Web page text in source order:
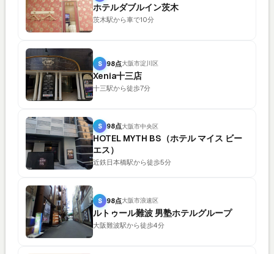
ホテルダブルイン茨木
茨木駅から車で10分
S 98点大阪市淀川区
Xenia十三店
十三駅から徒歩7分
S 98点大阪市中央区
HOTEL MYTH BS（ホテル マイス ビー
エス）
近鉄日本橋駅から徒歩5分
S 98点大阪市浪速区
ルトゥール難波 男塾ホテルグループ
大阪難波駅から徒歩4分